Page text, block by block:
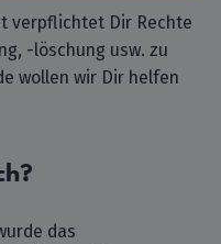
verpflichtet Dir Rechte
-löschung usw. zu
wollen wir Dir helfen
das